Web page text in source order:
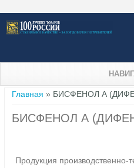
Вы здесь
Главная » БИСФЕНОЛ А
БИСФЕНОЛ А
Продукция производственно-